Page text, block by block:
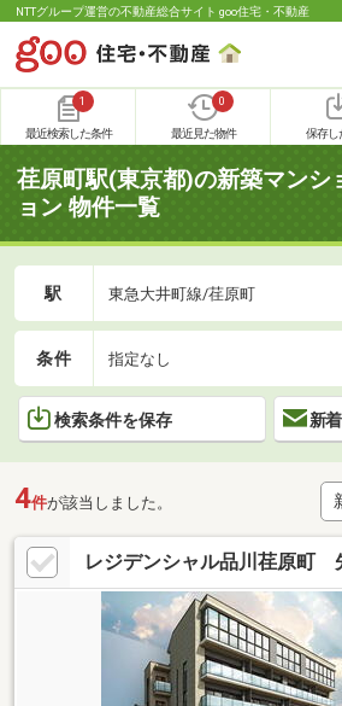
NTTグループ運営の不動産総合サイト goo住宅・不動産
1
最近検索した条件
0
最近見た物件 保存し
荏原町駅(東京都)の新築マンシ
ョン 物件一覧
駅 東急大井町線/荏原町
条件 指定なし
検索条件を保存 新
4件が該当しました。
レジデンシャル品川荏原町